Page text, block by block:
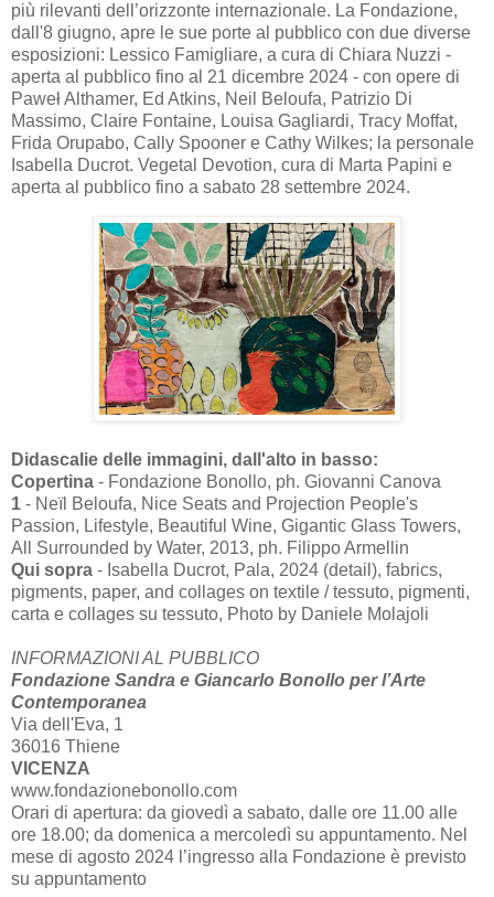
più rilevanti dell’orizzonte internazionale. La Fondazione,
dall'8 giugno, apre le sue porte al pubblico con due diverse
esposizioni: Lessico Famigliare, a cura di Chiara Nuzzi -
aperta al pubblico fino al 21 dicembre 2024 - con opere di
Paweł Althamer, Ed Atkins, Neil Beloufa, Patrizio Di
Massimo, Claire Fontaine, Louisa Gagliardi, Tracy Moffat,
Frida Orupabo, Cally Spooner e Cathy Wilkes; la personale
Isabella Ducrot. Vegetal Devotion, cura di Marta Papini e
aperta al pubblico fino a sabato 28 settembre 2024.
Didascalie delle immagini, dall'alto in basso:
Copertina - Fondazione Bonollo, ph. Giovanni Canova
1 - Neïl Beloufa, Nice Seats and Projection People's
Passion, Lifestyle, Beautiful Wine, Gigantic Glass Towers,
All Surrounded by Water, 2013, ph. Filippo Armellin
Qui sopra - Isabella Ducrot, Pala, 2024 (detail), fabrics,
pigments, paper, and collages on textile / tessuto, pigmenti,
carta e collages su tessuto, Photo by Daniele Molajoli
INFORMAZIONI AL PUBBLICO
Fondazione Sandra e Giancarlo Bonollo per l’Arte
Contemporanea
Via dell'Eva, 1
36016 Thiene
VICENZA
www.fondazionebonollo.com
Orari di apertura: da giovedì a sabato, dalle ore 11.00 alle
ore 18.00; da domenica a mercoledì su appuntamento. Nel
mese di agosto 2024 l’ingresso alla Fondazione è previsto
su appuntamento